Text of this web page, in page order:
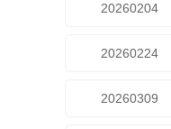
20260204
20260224
20260309